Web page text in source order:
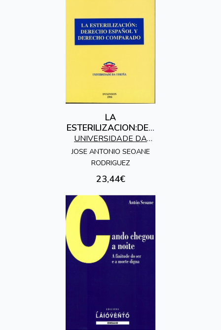
LA
ESTERILIZACION:DER
ECHO ESPAÑOL Y
DERECHO
COMPARADO
UNIVERSIDADE DA
CORUÑA
JOSE ANTONIO SEOANE
RODRIGUEZ
23,44€